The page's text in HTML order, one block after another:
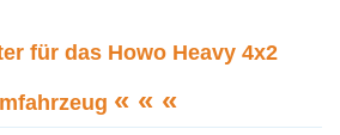
für das Howo Heavy 4x2
« « «